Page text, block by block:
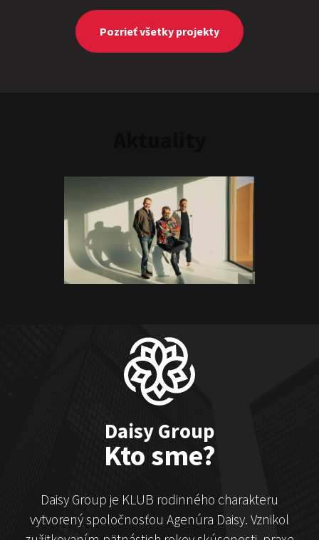
Marcel Forgáč
Michal Hudák Marián Čekovský
Show program
Juraj Šoko Tabaček
Michal Hudák
Marián
Čekovský
ČekyPOINT
Show program
Marián Čekovský
Pozrieť všetky projekty
Daisy Group
Kto sme?
Daisy Group je KLUB rodinného charakteru
vytvorený spoločnosťou Agenúra Daisy. Vznikol